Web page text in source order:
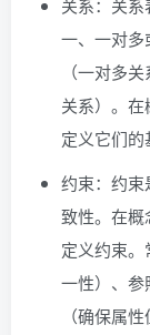
关系：关
一、一对
（一对多
关系）。
定义它们的
约束：约
致性。在概
定义约束
一性）、参
（确保属